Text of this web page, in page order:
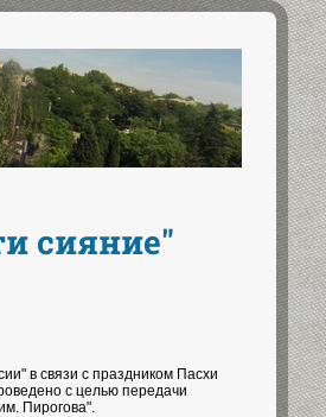
сияние"
в связи с праздником Пасхи
с целью передачи
Пирогова".